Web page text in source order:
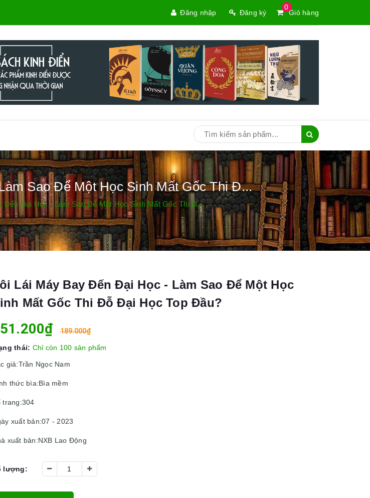
0
Giỏ hàng
Đăng nhập Đăng ký
Sao Để Một Học Sinh Mất Gốc Thi Đ...
Đến Đại Học - Làm Sao Để Một Học Sinh Mất Gốc Thi Đ...
Lái Máy Bay Đến Đại Học - Làm Sao Để Một Học
Mất Gốc Thi Đỗ Đại Học Top Đầu?
189.000₫
thái: Chỉ còn 100 sản phẩm
giả:Trần Ngọc Nam
thức bìa:Bìa mềm
trang:304
xuất bản:07 - 2023
xuất bản:NXB Lao Động
lượng: